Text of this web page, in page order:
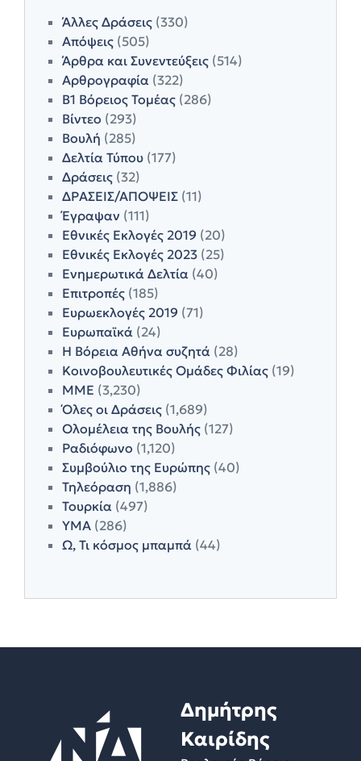
Άλλες Δράσεις (330)
Απόψεις (505)
Άρθρα και Συνεντεύξεις (514)
Αρθρογραφία (322)
Β1 Βόρειος Τομέας (286)
Βίντεο (293)
Βουλή (285)
Δελτία Τύπου (177)
Δράσεις (32)
ΔΡΑΣΕΙΣ/ΑΠΟΨΕΙΣ (11)
Έγραψαν (111)
Εθνικές Εκλογές 2019 (20)
Εθνικές Εκλογές 2023 (25)
Ενημερωτικά Δελτία (40)
Επιτροπές (185)
Ευρωεκλογές 2019 (71)
Ευρωπαϊκά (24)
Η Βόρεια Αθήνα συζητά (28)
Κοινοβουλευτικές Ομάδες Φιλίας (19)
ΜΜΕ (3,230)
Όλες οι Δράσεις (1,689)
Ολομέλεια της Βουλής (127)
Ραδιόφωνο (1,120)
Συμβούλιο της Ευρώπης (40)
Τηλεόραση (1,886)
Τουρκία (497)
ΥΜΑ (286)
Ω, Τι κόσμος μπαμπά (44)
Δημήτρης
Καιρίδης